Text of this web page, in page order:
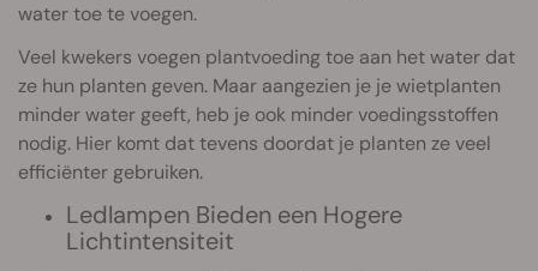
water toe te voegen.
Veel kwekers voegen plantvoeding toe aan het water dat
ze hun planten geven. Maar aangezien je je wietplanten
minder water geeft, heb je ook minder voedingsstoffen
nodig. Hier komt dat tevens doordat je planten ze veel
efficiënter gebruiken.
Ledlampen Bieden een Hogere
Lichtintensiteit